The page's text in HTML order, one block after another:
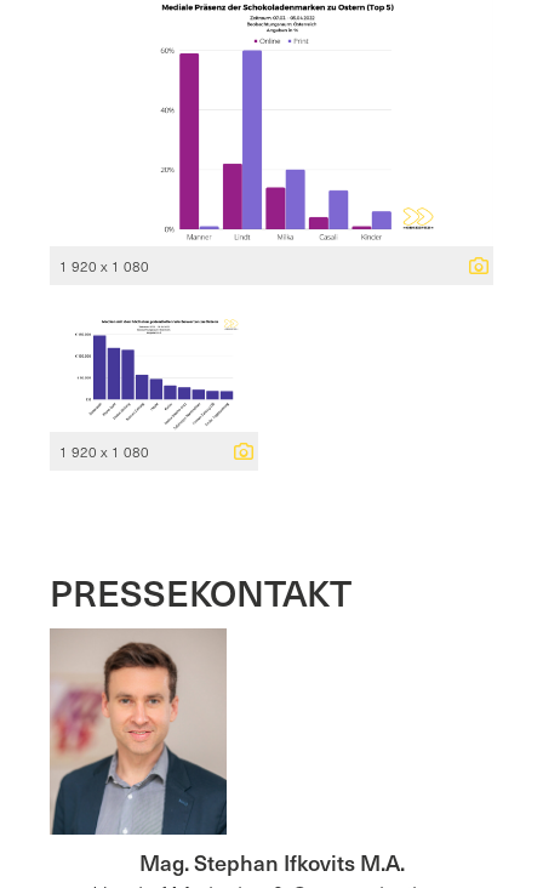
1 920 x 1 080
1 920 x 1 080
PRESSEKONTAKT
Mag. Stephan Ifkovits M.A.